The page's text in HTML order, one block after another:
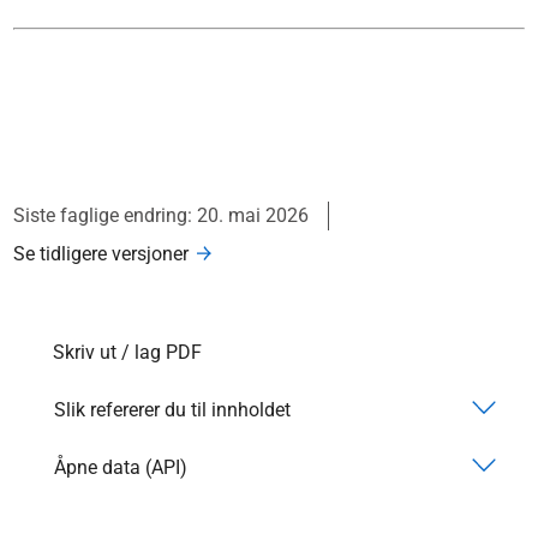
Siste faglige endring: 20. mai 2026
Se tidligere versjoner
Skriv ut / lag PDF
Slik refererer du til innholdet
Åpne data (API)